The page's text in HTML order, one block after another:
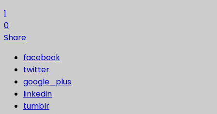
1
0
Share
facebook
twitter
google_plus
linkedin
tumblr